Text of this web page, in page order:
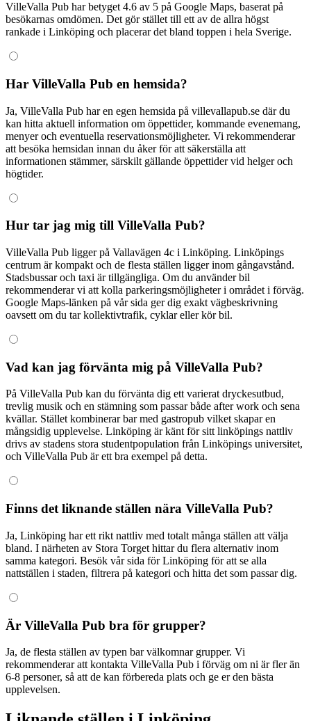
VilleValla Pub har betyget 4.6 av 5 på Google Maps, baserat på
besökarnas omdömen. Det gör stället till ett av de allra högst
rankade i Linköping och placerar det bland toppen i hela Sverige.
Har VilleValla Pub en hemsida?
Ja, VilleValla Pub har en egen hemsida på villevallapub.se där du
kan hitta aktuell information om öppettider, kommande evenemang,
menyer och eventuella reservationsmöjligheter. Vi rekommenderar
att besöka hemsidan innan du åker för att säkerställa att
informationen stämmer, särskilt gällande öppettider vid helger och
högtider.
Hur tar jag mig till VilleValla Pub?
VilleValla Pub ligger på Vallavägen 4c i Linköping. Linköpings
centrum är kompakt och de flesta ställen ligger inom gångavstånd.
Stadsbussar och taxi är tillgängliga. Om du använder bil
rekommenderar vi att kolla parkeringsmöjligheter i området i förväg.
Google Maps-länken på vår sida ger dig exakt vägbeskrivning
oavsett om du tar kollektivtrafik, cyklar eller kör bil.
Vad kan jag förvänta mig på VilleValla Pub?
På VilleValla Pub kan du förvänta dig ett varierat dryckesutbud,
trevlig musik och en stämning som passar både after work och sena
kvällar. Stället kombinerar bar med gastropub vilket skapar en
mångsidig upplevelse. Linköping är känt för sitt linköpings nattliv
drivs av stadens stora studentpopulation från Linköpings universitet,
och VilleValla Pub är ett bra exempel på detta.
Finns det liknande ställen nära VilleValla Pub?
Ja, Linköping har ett rikt nattliv med totalt många ställen att välja
bland. I närheten av Stora Torget hittar du flera alternativ inom
samma kategori. Besök vår sida för Linköping för att se alla
nattställen i staden, filtrera på kategori och hitta det som passar dig.
Är VilleValla Pub bra för grupper?
Ja, de flesta ställen av typen bar välkomnar grupper. Vi
rekommenderar att kontakta VilleValla Pub i förväg om ni är fler än
6-8 personer, så att de kan förbereda plats och ge er den bästa
upplevelsen.